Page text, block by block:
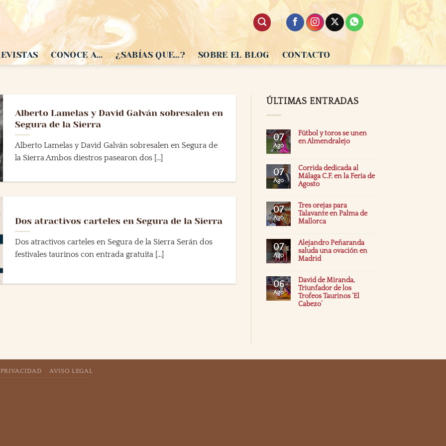
CONOCE A… ¿SABÍAS QUE…? SOBRE EL BLOG CONTACTO
Alberto Lamelas y David Galván sobresalen en
Segura de la Sierra
Alberto Lamelas y David Galván sobresalen en Segura de
la Sierra Ambos diestros pasearon dos [...]
Dos atractivos carteles en Segura de la Sierra
Dos atractivos carteles en Segura de la Sierra Serán dos
festivales taurinos con entrada gratuita [...]
ÚLTIMAS ENTRADAS
07
Ago
Fútbol y toros se unen
en Almendralejo
07
Ago
Corrida dedicada al
Málaga C.F. en la Feria de
Agosto
07
Ago
Tres orejas para
Talavante en Palma de
Mallorca
07
Ago
Alejandro Peñaranda
saluda una ovación en
Madrid
06
Ago
David de Miranda,
Triunfador de los
Trofeos Taurinos ‘El
Cabezo’
AVISO LEGAL